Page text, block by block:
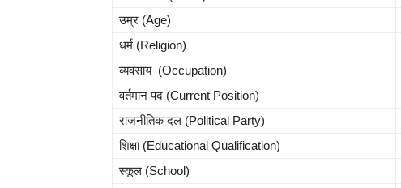
उम्र (Age)
धर्म (Religion)
व्यवसाय (Occupation)
वर्तमान पद (Current Position)
राजनीतिक दल (Political Party)
शिक्षा (Educational Qualification)
स्कूल (School)